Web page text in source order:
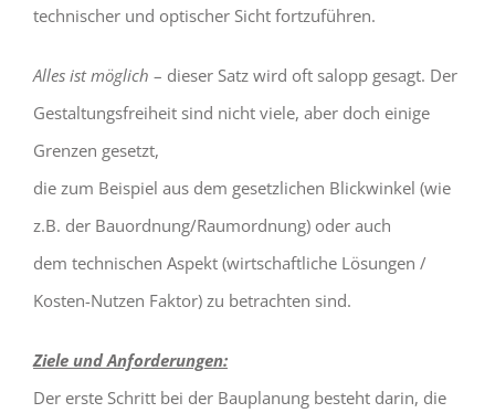
technischer und optischer Sicht fortzuführen.
Alles ist möglich – dieser Satz wird oft salopp gesagt. Der
Gestaltungsfreiheit sind nicht viele, aber doch einige
Grenzen gesetzt,
die zum Beispiel aus dem gesetzlichen Blickwinkel (wie
z.B. der Bauordnung/Raumordnung) oder auch
dem technischen Aspekt (wirtschaftliche Lösungen /
Kosten-Nutzen Faktor) zu betrachten sind.
Ziele und Anforderungen:
Der erste Schritt bei der Bauplanung besteht darin, die